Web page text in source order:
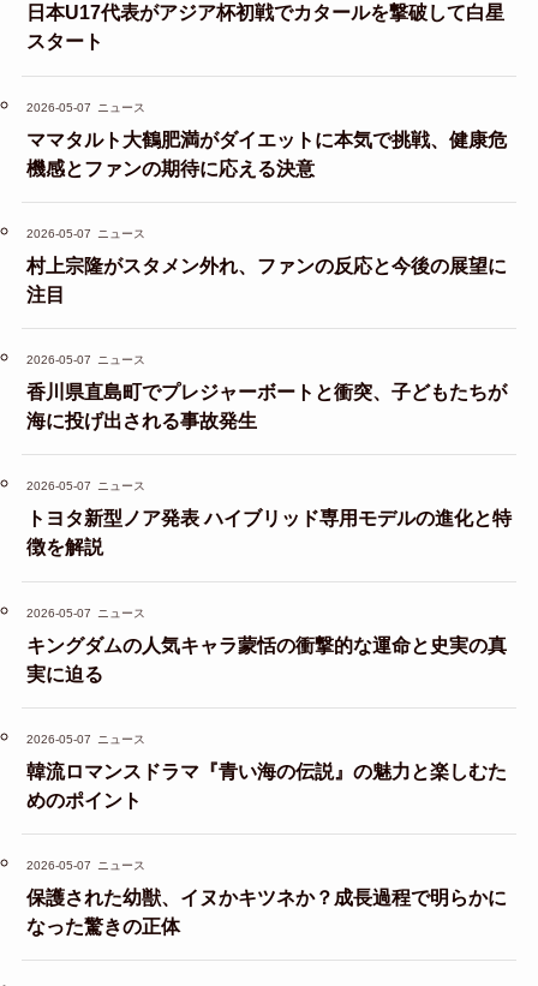
日本U17代表がアジア杯初戦でカタールを撃破して白星
スタート
2026-05-07 ニュース
ママタルト大鶴肥満がダイエットに本気で挑戦、健康危
機感とファンの期待に応える決意
2026-05-07 ニュース
村上宗隆がスタメン外れ、ファンの反応と今後の展望に
注目
2026-05-07 ニュース
香川県直島町でプレジャーボートと衝突、子どもたちが
海に投げ出される事故発生
2026-05-07 ニュース
トヨタ新型ノア発表 ハイブリッド専用モデルの進化と特
徴を解説
2026-05-07 ニュース
キングダムの人気キャラ蒙恬の衝撃的な運命と史実の真
実に迫る
2026-05-07 ニュース
韓流ロマンスドラマ『青い海の伝説』の魅力と楽しむた
めのポイント
2026-05-07 ニュース
保護された幼獣、イヌかキツネか？成長過程で明らかに
なった驚きの正体